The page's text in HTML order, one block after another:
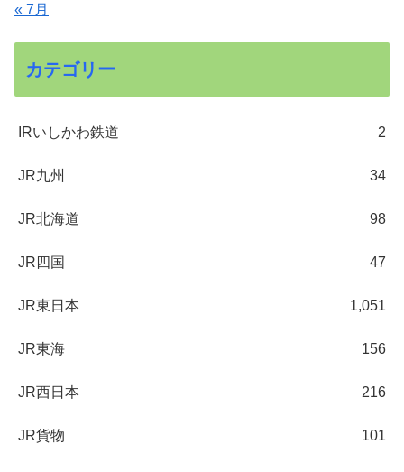
« 7月
カテゴリー
IRいしかわ鉄道 2
JR九州 34
JR北海道 98
JR四国 47
JR東日本 1,051
JR東海 156
JR西日本 216
JR貨物 101